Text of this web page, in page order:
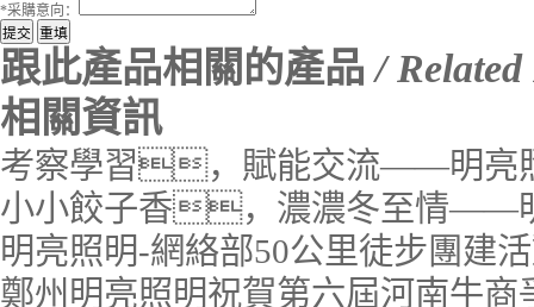
*采購意向：
跟此產品相關的產品/
相關資訊
考察學習，賦能交流——明亮
小小餃子香，濃濃冬至情——
明亮照明-網絡部50公里徒步團建
鄭州明亮照明祝賀第六屆河南牛商